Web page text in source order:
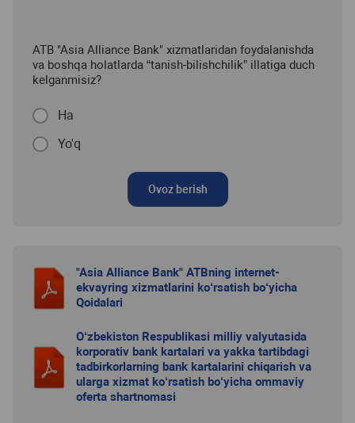
ATB "Asia Alliance Bank" xizmatlaridan foydalanishda
va boshqa holatlarda “tanish-bilishchilik” illatiga duch
kelganmisiz?
Ha
Yo'q
Ovoz berish
"Asia Alliance Bank" ATBning internet-
ekvayring xizmatlarini ko‘rsatish bo‘yicha
Qoidalari
O‘zbekiston Respublikasi milliy valyutasida
korporativ bank kartalari va yakka tartibdagi
tadbirkorlarning bank kartalarini chiqarish va
ularga xizmat ko‘rsatish bo‘yicha ommaviy
oferta shartnomasi